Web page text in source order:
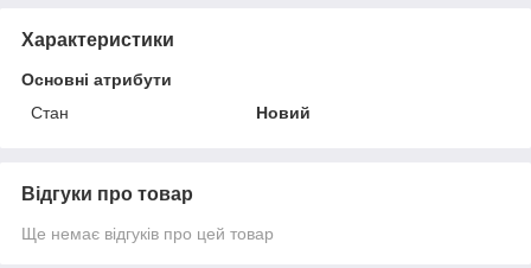
Характеристики
Основні атрибути
Стан
Новий
Відгуки про товар
Ще немає відгуків про цей товар